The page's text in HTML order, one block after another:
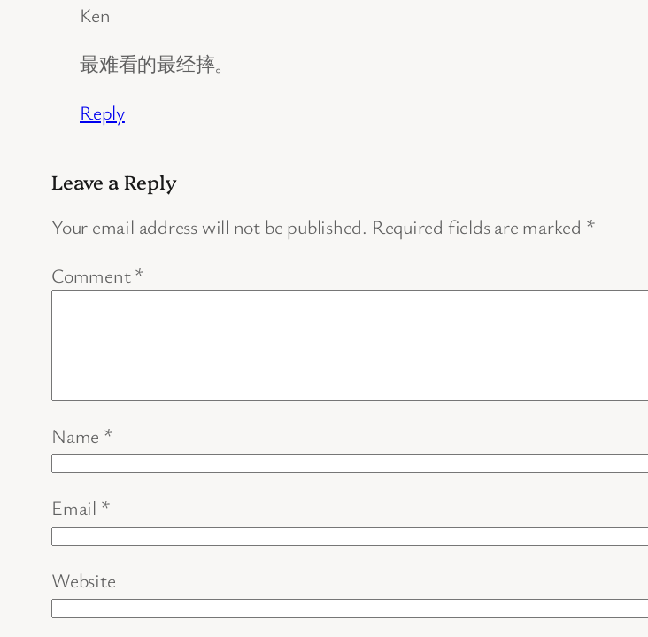
Ken
最难看的最经摔。
Reply
Leave a Reply
Your email address will not be published. Required fields are marked *
Comment*
Name *
Email *
Website